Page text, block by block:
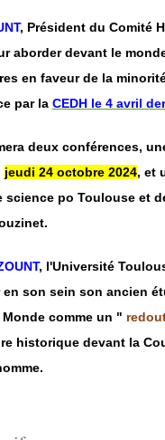
, Président du Comité
aborder devant le
en faveur de la
par la CEDH le 4 avril
deux conférences,
jeudi 24 octobre 2024, et
po Toulouse et
, l'Université
son sein son ancien
comme un "
historique devant la